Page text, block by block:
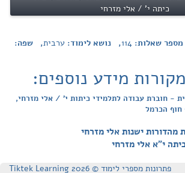
כיתה י' / אלי מזרחי
שאלות: 114, נושא לימוד: ערבית, שפה:
מידע נוספים:
- חוברת עבודה לתלמידי כיתות י' / אלי מזרחי,
חוף הכרמל
ישנות אלי מזרחי
י"א אלי מזרחי
פתרונות מספרי לימוד © Tiktek Learning 2026